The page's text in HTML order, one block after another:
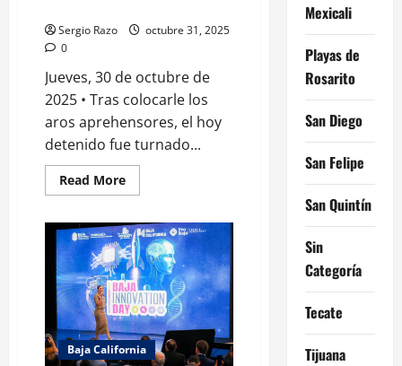
Sergio Razo
octubre 31, 2025
0
Jueves, 30 de octubre de
2025 • Tras colocarle los
aros aprehensores, el hoy
detenido fue turnado...
Read MoreRead
more
FUERZA
ESTATAL
A
HOMBRE
ARMADO
EN
COLONIA
MORELOS
DE
ENSENADA
Baja California
Mexicali
Playas de
Rosarito
San Diego
San Felipe
San Quintín
Sin
Categoría
Tecate
Tijuana